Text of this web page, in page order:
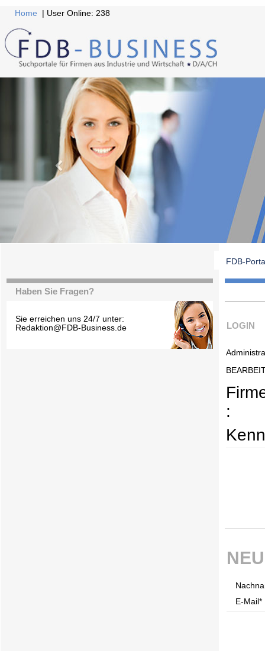
Home | User Online: 238
FDB-
Haben Sie Fragen?
Sie erreichen uns 24/7 unter:
Redaktion@FDB-Business.de
LOGIN
:
E-Mail*